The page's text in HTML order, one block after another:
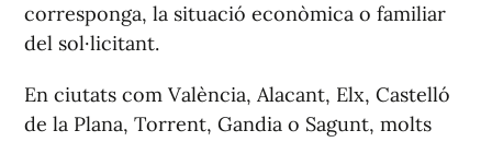
corresponga, la situació econòmica o familiar
del sol·licitant.
En ciutats com València, Alacant, Elx, Castelló
de la Plana, Torrent, Gandia o Sagunt, molts